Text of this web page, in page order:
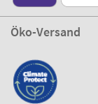
Öko-Versand